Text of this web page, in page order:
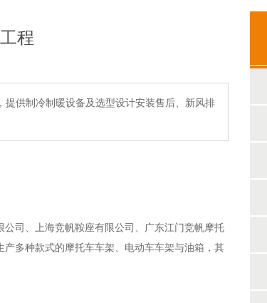
程
供制冷制暖设备及选型设计安装售后、新风排
司、上海竞帆鞍座有限公司、广东江门竞帆摩托
多种款式的摩托车车架、电动车车架与油箱，其